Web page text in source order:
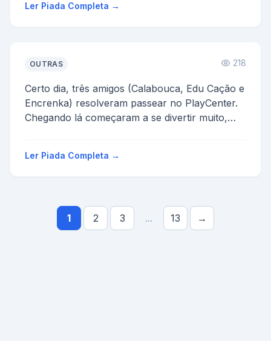
Ler Piada Completa →
OUTRAS 218
Certo dia, três amigos (Calabouca, Edu Cação e
Encrenka) resolveram passear no PlayCenter.
Chegando lá começaram a se divertir muito,
Ler Piada Completa →
1 2 3 ... 13 →